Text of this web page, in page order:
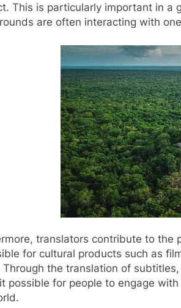
This is particularly important in
are often interacting with
translators contribute to the
for cultural products such as
the translation of
possible for people to engage